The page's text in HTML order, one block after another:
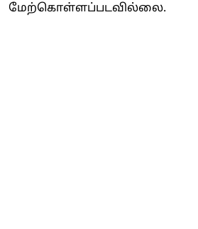
மேற்கொள்ளப்படவில்லை.